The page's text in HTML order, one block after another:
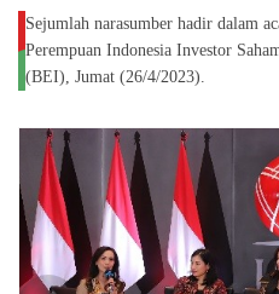
Sejumlah narasumber hadir dalam
Perempuan Indonesia Investor
(BEI), Jumat (26/4/2023).